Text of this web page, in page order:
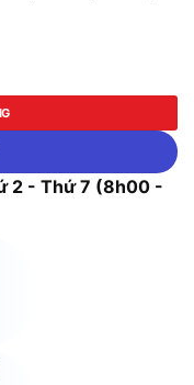
LF-2x1-(2x32/0.2)-
2 - Thứ 7 (8h00 -